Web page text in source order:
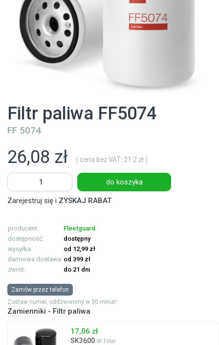
Filtr paliwa FF5074
FF 5074
26,08 zł ( cena bez VAT: 21.2 zł )
do koszyka
Zarejestruj się i ZYSKAJ RABAT
producent:
Fleetguard
dostępność:
dostępny
wysyłka:
od 12,99 zł
darmowa dostawa: od 399 zł
zwrot:
do 21 dni
Zamów przez telefon
Zostaw numer, oddzwonimy w 30 minut!
Zamienniki - Filtr paliwa
17,06 zł
SK3600 SF Filter